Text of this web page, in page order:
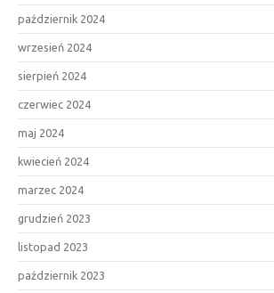
październik 2024
wrzesień 2024
sierpień 2024
czerwiec 2024
maj 2024
kwiecień 2024
marzec 2024
grudzień 2023
listopad 2023
październik 2023